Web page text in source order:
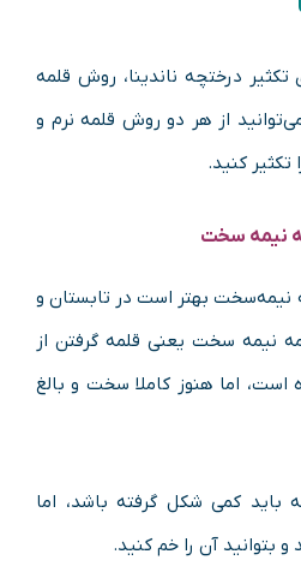
درختچه ناندینا، روش قلمه
از هر دو روش قلمه نرم و
کنید.
نیمه سخت
نیمه‌سخت بهتر است در تابستان و
نیمه سخت یعنی قلمه گرفتن از
است، اما هنوز کاملا سخت و بالغ
باید کمی شکل گرفته باشد، اما
بتوانید آن را خم کنید.